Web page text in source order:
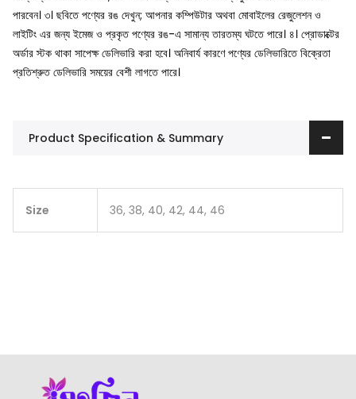
পারবেন। ৩। ছবিতে পণ্যের রঙ দেখুন; আপনার কম্পিউটার অথবা মোবাইলের রেজুলেশন ও
লাইটিং এর জন্য ইমেজ ও প্রকৃত পণ্যের রঙ-এ সামান্য তারতম্য ঘটতে পারে। ৪। প্রোডাক্টের
অর্ডার স্টক থাকা সাপেক্ষ ডেলিভারি করা হবে। অনিবার্য কারণে পণ্যের ডেলিভারিতে বিক্রেতা
প্রতিশ্রুত ডেলিভারি সময়ের বেশী লাগতে পারে।
Product Specification & Summary
Size 36, 38, 40, 42, 44, 46